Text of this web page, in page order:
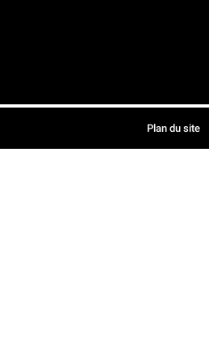
Plan du site